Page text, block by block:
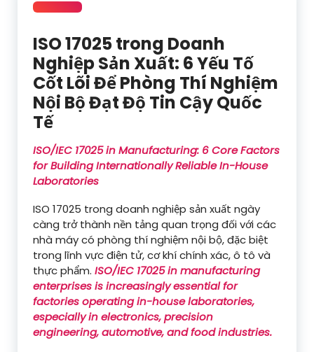
ISO 17025 trong Doanh
Nghiệp Sản Xuất: 6 Yếu Tố
Cốt Lõi Để Phòng Thí Nghiệm
Nội Bộ Đạt Độ Tin Cậy Quốc
Tế
ISO/IEC 17025 in Manufacturing: 6 Core Factors
for Building Internationally Reliable In-House
Laboratories
ISO 17025 trong doanh nghiệp sản xuất ngày
càng trở thành nền tảng quan trọng đối với các
nhà máy có phòng thí nghiệm nội bộ, đặc biệt
trong lĩnh vực điện tử, cơ khí chính xác, ô tô và
thực phẩm. ISO/IEC 17025 in manufacturing
enterprises is increasingly essential for
factories operating in-house laboratories,
especially in electronics, precision
engineering, automotive, and food industries.